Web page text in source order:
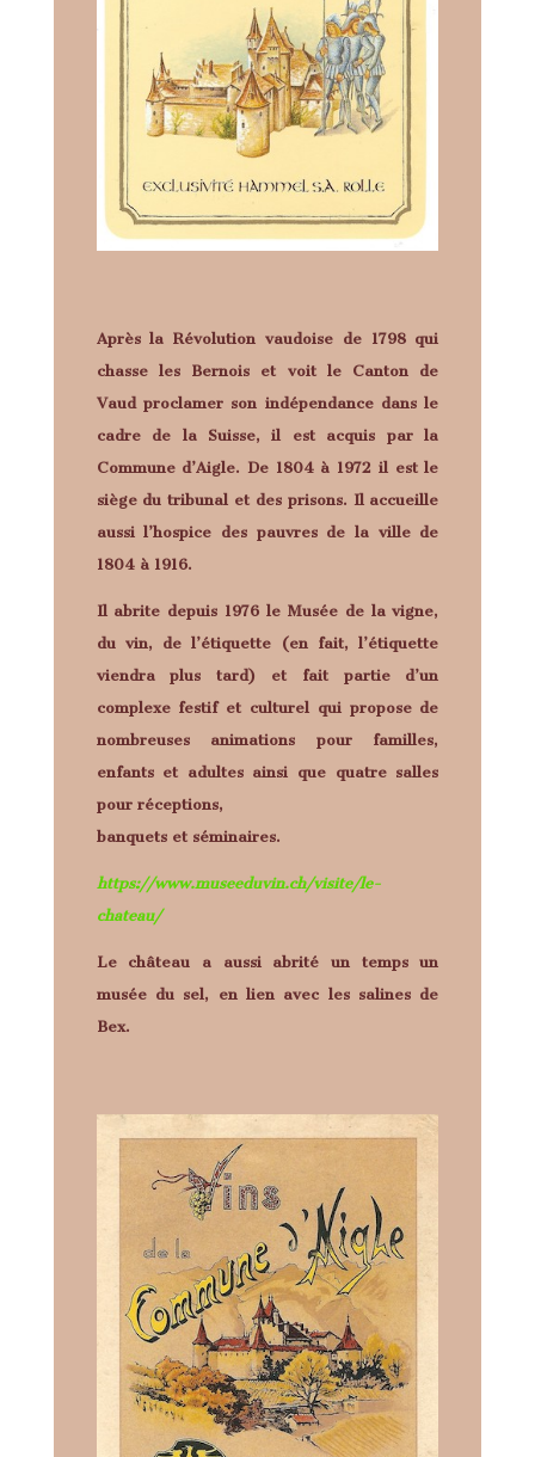
Après la Révolution vaudoise de 1798 qui
chasse les Bernois et voit le Canton de
Vaud proclamer son indépendance dans le
cadre de la Suisse, il est acquis par la
Commune d’Aigle. De 1804 à 1972 il est le
siège du tribunal et des prisons. Il accueille
aussi l’hospice des pauvres de la ville de
1804 à 1916.
Il abrite depuis 1976 le Musée de la vigne,
du vin, de l’étiquette (en fait, l’étiquette
viendra plus tard) et fait partie d’un
complexe festif et culturel qui propose de
nombreuses animations pour familles,
enfants et adultes ainsi que quatre salles
pour réceptions,
banquets et séminaires.
https://www.museeduvin.ch/visite/le-
chateau/
Le château a aussi abrité un temps un
musée du sel, en lien avec les salines de
Bex.